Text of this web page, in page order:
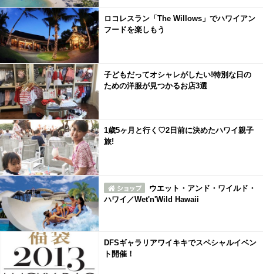
ロコレスラン「The Willows」でハワイアン
フードを楽しもう
子どもだってオシャレがしたい!特別な日の
ための洋服が見つかるお店3選
1歳5ヶ月と行く♡2日前に決めたハワイ親子
旅!
ウエット・アンド・ワイルド・
ハワイ／Wet'n'Wild Hawaii
DFSギャラリアワイキキでスペシャルイベン
ト開催！